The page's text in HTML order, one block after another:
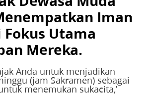
Iman
Fokus Utama
Mereka.
Anda untuk menjadikan
(jam Sakramen) sebagai
menemukan sukacita,’